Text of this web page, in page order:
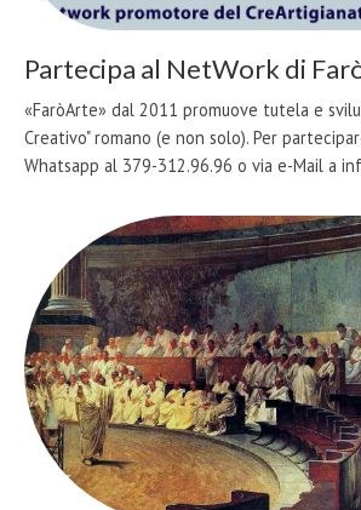
Partecipa al NetWork di
«FaròArte» dal 2011 promuove tutela e
Creativo" romano (e non solo). Per
Whatsapp al 379-312.96.96 o via e-Mail a